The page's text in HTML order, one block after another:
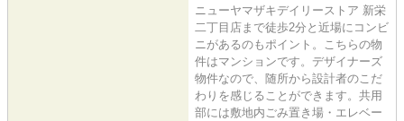
ニューヤマザキデイリーストア 新栄
二丁目店まで徒歩2分と近場にコンビ
ニがあるのもポイント。こちらの物
件はマンションです。デザイナーズ
物件なので、随所から設計者のこだ
わりを感じることができます。共用
部には敷地内ごみ置き場・エレベー